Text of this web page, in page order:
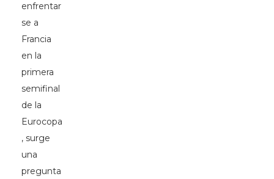
enfrentar
se a
Francia
en la
primera
semifinal
de la
Eurocopa
, surge
una
pregunta